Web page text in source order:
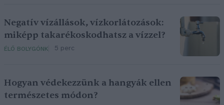
Negatív vízállások, vízkorlátozások:
miképp takarékoskodhatsz a vízzel?
ÉLŐ BOLYGÓNK 5 perc
Hogyan védekezzünk a hangyák ellen
természetes módon?